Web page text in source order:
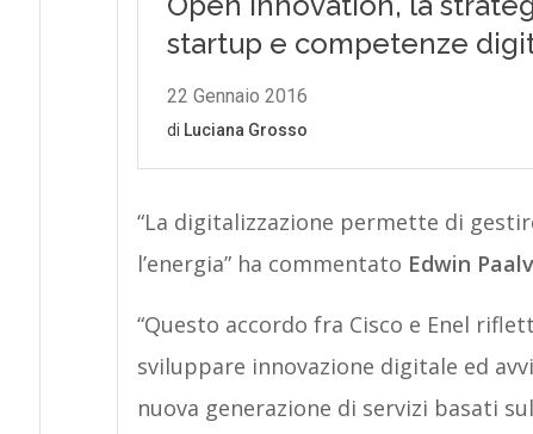
“La digitalizzazione permette di
l’energia” ha commentato Edwin
“Questo accordo fra Cisco e Enel
sviluppare innovazione digitale ed
nuova generazione di servizi basati